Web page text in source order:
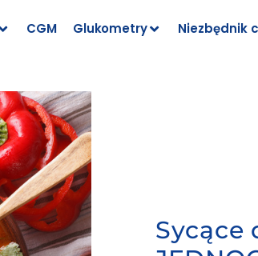
CGM Glukometry Niezbędnik
Sycące